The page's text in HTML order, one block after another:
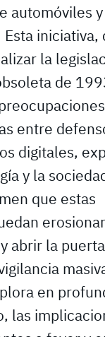
automóviles
iniciativa,
la
de
entre
digitales,
y la
que estas
abrir la
en
las